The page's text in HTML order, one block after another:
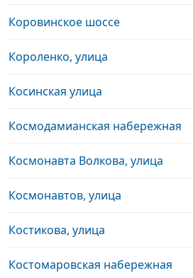
Коровинское шоссе
Короленко, улица
Косинская улица
Космодамианская набережная
Космонавта Волкова, улица
Космонавтов, улица
Костикова, улица
Костомаровская набережная